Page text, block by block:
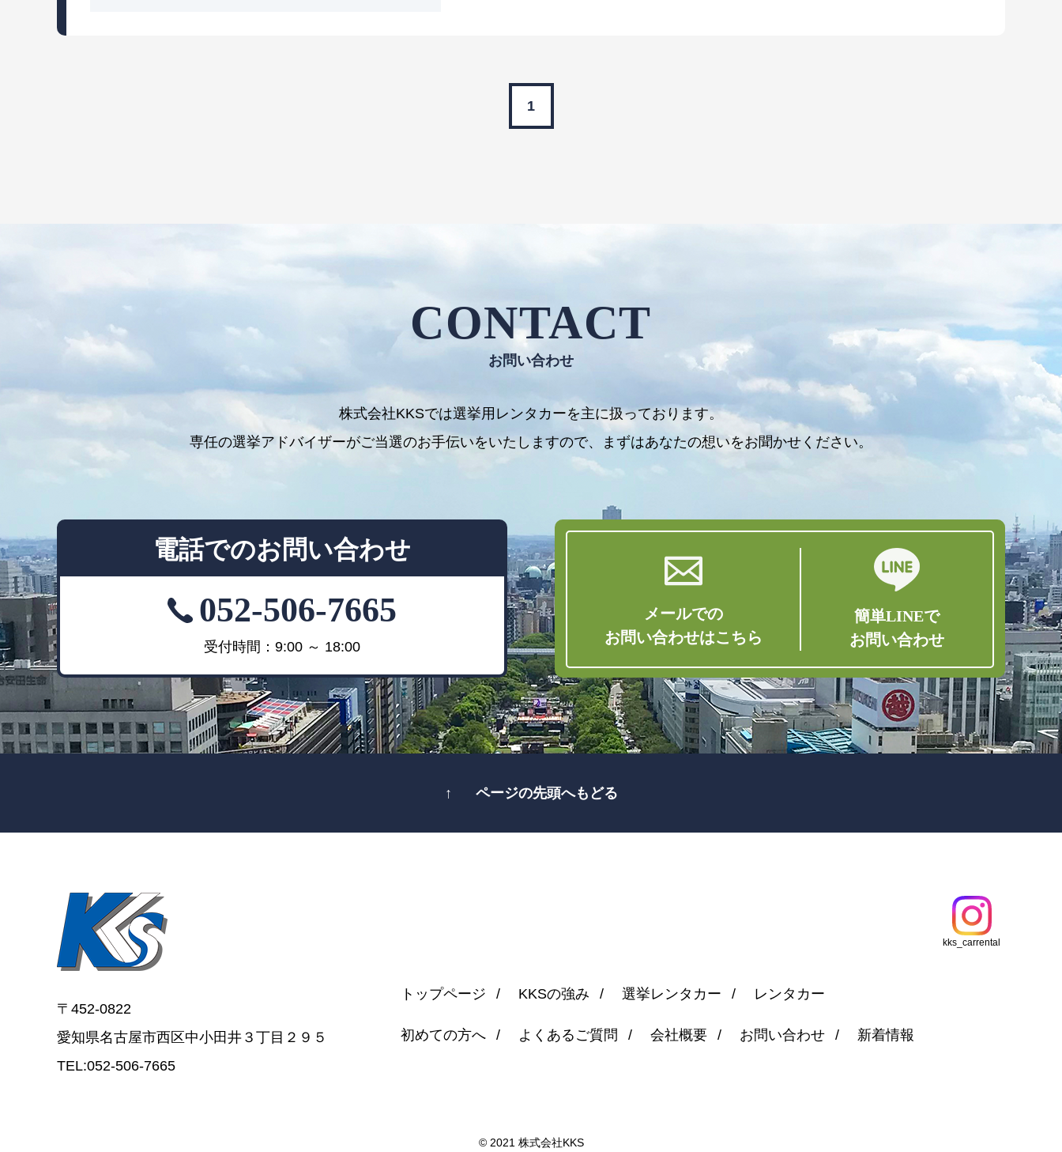
1
CONTACT
お問い合わせ
株式会社KKSでは選挙用レンタカーを主に扱っております。
専任の選挙アドバイザーがご当選のお手伝いをいたしますので、まずはあなたの想いをお聞かせください。
電話でのお問い合わせ
052-506-7665
受付時間：9:00 ～ 18:00
メールでの
お問い合わせはこちら
簡単LINEで
お問い合わせ
↑ ページの先頭へもどる
〒452-0822
​​​​​​​愛知県名古屋市西区中小田井３丁目２９５
TEL:052-506-7665
トップページ KKSの強み 選挙レンタカー レンタカー
初めての方へ よくあるご質問 会社概要 お問い合わせ 新着情報
kks_carrental
© 2021 株式会社KKS